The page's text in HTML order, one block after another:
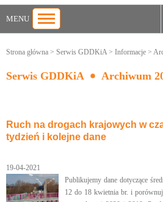
MENU
Strona główna > Serwis GDDKiA> Informacje >
Serwis GDDKiA Archiwum
Ruch na drogach krajowych w
tydzień i kolejne dane
19-04-2021
Publikujemy dane dotyczące
12 do 18 kwietnia br. i